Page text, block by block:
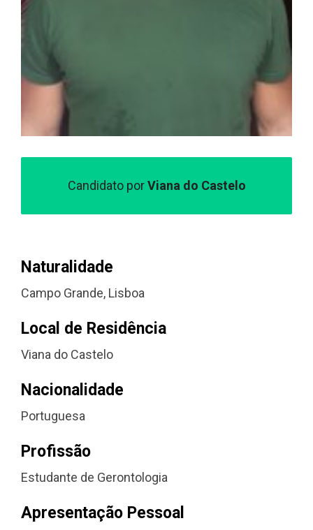
Candidato porViana do Castelo
Naturalidade
Campo Grande, Lisboa
Local de Residência
Viana do Castelo
Nacionalidade
Portuguesa
Profissão
Estudante de Gerontologia
Apresentação Pessoal